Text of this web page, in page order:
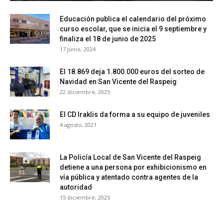
Educación publica el calendario del próximo
curso escolar, que se inicia el 9 septiembre y
finaliza el 18 de junio de 2025
17 junio, 2024
El 18.869 deja 1.800.000 euros del sorteo de
Navidad en San Vicente del Raspeig
22 diciembre, 2025
El CD Iraklis da forma a su equipo de juveniles
4 agosto, 2021
La Policía Local de San Vicente del Raspeig
detiene a una persona por exhibicionismo en
vía pública y atentado contra agentes de la
autoridad
15 diciembre, 2025